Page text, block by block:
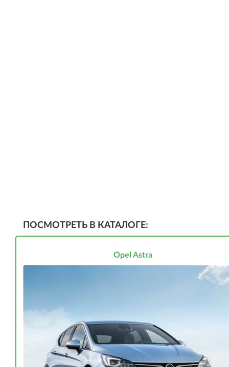
ПОСМОТРЕТЬ В КАТАЛОГЕ:
Opel Astra